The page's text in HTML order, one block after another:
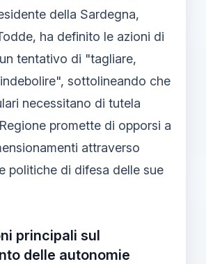
della Sardegna,
ha definito le azioni di
tentativo di "tagliare,
sottolineando che
necessitano di tutela
promette di opporsi a
attraverso
politiche di difesa delle sue
principali sul
delle autonomie